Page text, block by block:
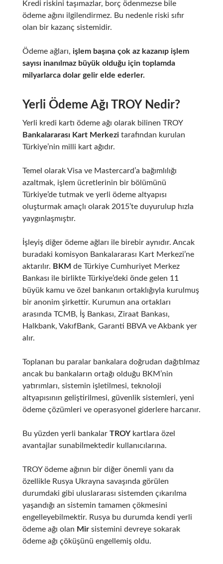
Kredi riskini taşımazlar, borç ödenmezse bile
ödeme ağını ilgilendirmez. Bu nedenle riski sıfır
olan bir kazanç sistemidir.
Ödeme ağları, işlem başına çok az kazanıp işlem
sayısı inanılmaz büyük olduğu için toplamda
milyarlarca dolar gelir elde ederler.
Yerli Ödeme Ağı TROY Nedir?
Yerli kredi kartı ödeme ağı olarak bilinen TROY
Bankalararası Kart Merkezitarafından kurulan
Türkiye’nin milli kart ağıdır.
Temel olarak Visa ve Mastercard’a bağımlılığı
azaltmak, işlem ücretlerinin bir bölümünü
Türkiye’de tutmak ve yerli ödeme altyapısı
oluşturmak amaçlı olarak 2015’te duyurulup hızla
yaygınlaşmıştır.
İşleyiş diğer ödeme ağları ile birebir aynıdır. Ancak
buradaki komisyon Bankalararası Kart Merkezi’ne
aktarılır. BKM de Türkiye Cumhuriyet Merkez
Bankası ile birlikte Türkiye’deki önde gelen 11
büyük kamu ve özel bankanın ortaklığıyla kurulmuş
bir anonim şirkettir. Kurumun ana ortakları
arasında TCMB, İş Bankası, Ziraat Bankası,
Halkbank, VakıfBank, Garanti BBVA ve Akbank yer
alır.
Toplanan bu paralar bankalara doğrudan dağıtılmaz
ancak bu bankaların ortağı olduğu BKM’nin
yatırımları, sistemin işletilmesi, teknoloji
altyapısının geliştirilmesi, güvenlik sistemleri, yeni
ödeme çözümleri ve operasyonel giderlere harcanır.
Bu yüzden yerli bankalar TROYkartlara özel
avantajlar sunabilmektedir kullanıcılarına.
TROY ödeme ağının bir diğer önemli yanı da
özellikle Rusya Ukrayna savaşında görülen
durumdaki gibi uluslararası sistemden çıkarılma
yaşandığı an sistemin tamamen çökmesini
engelleyebilmektir. Rusya bu durumda kendi yerli
ödeme ağı olan Mirsistemini devreye sokarak
ödeme ağı çöküşünü engellemiş oldu.